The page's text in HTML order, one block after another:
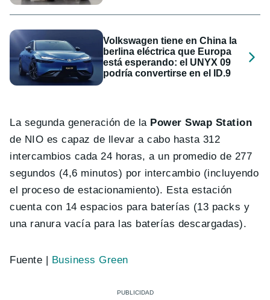
Volkswagen tiene en China la
berlina eléctrica que Europa
está esperando: el UNYX 09
podría convertirse en el ID.9
La segunda generación de la Power Swap Station
de NIO es capaz de llevar a cabo hasta 312
intercambios cada 24 horas, a un promedio de 277
segundos (4,6 minutos) por intercambio (incluyendo
el proceso de estacionamiento). Esta estación
cuenta con 14 espacios para baterías (13 packs y
una ranura vacía para las baterías descargadas).
Fuente | Business Green